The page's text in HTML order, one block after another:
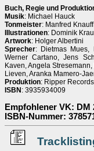
Buch, Regie und
Musik: Michael Hauck
Tonmeister: Manfred Knauff
Illustrationen: Dominik
Artwork: Holger Albertini
Sprecher: Dietmas Mues,
Werner Cartano, Jens
Kaven, Angela
Lieven, Aranka Mamero-
Produktion: Ripper Records
ISBN : 3935934009
Empfohlener VK: DM
ISBN-Nummer: